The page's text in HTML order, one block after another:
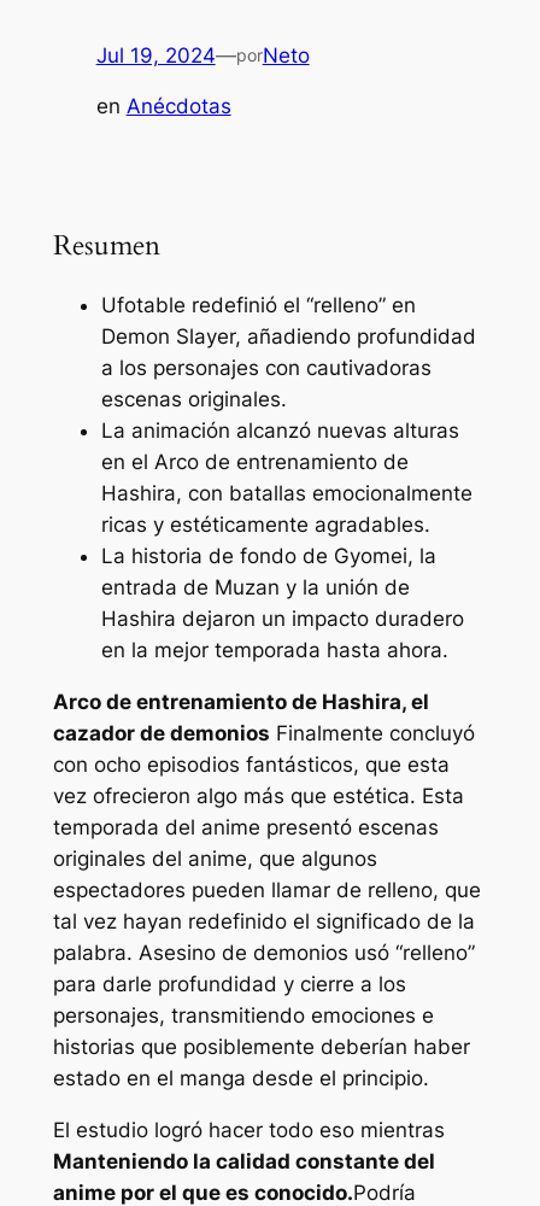
Jul 19, 2024—porNeto
en Anécdotas
Resumen
Ufotable redefinió el “relleno” en
Demon Slayer, añadiendo profundidad
a los personajes con cautivadoras
escenas originales.
La animación alcanzó nuevas alturas
en el Arco de entrenamiento de
Hashira, con batallas emocionalmente
ricas y estéticamente agradables.
La historia de fondo de Gyomei, la
entrada de Muzan y la unión de
Hashira dejaron un impacto duradero
en la mejor temporada hasta ahora.
Arco de entrenamiento de Hashira, el
cazador de demonios Finalmente concluyó
con ocho episodios fantásticos, que esta
vez ofrecieron algo más que estética. Esta
temporada del anime presentó escenas
originales del anime, que algunos
espectadores pueden llamar de relleno, que
tal vez hayan redefinido el significado de la
palabra. Asesino de demonios usó “relleno”
para darle profundidad y cierre a los
personajes, transmitiendo emociones e
historias que posiblemente deberían haber
estado en el manga desde el principio.
El estudio logró hacer todo eso mientras
Manteniendo la calidad constante del
anime por el que es conocido.Podría